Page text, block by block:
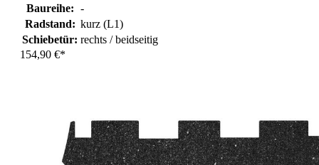
Baureihe: -
Radstand: kurz (L1)
Schiebetür: rechts / beidseitig
154,90 €*